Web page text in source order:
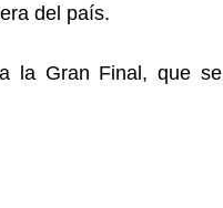
del país.
la Gran Final, que se